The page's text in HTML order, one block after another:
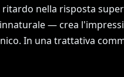
nella risposta
— crea
In una trattativa